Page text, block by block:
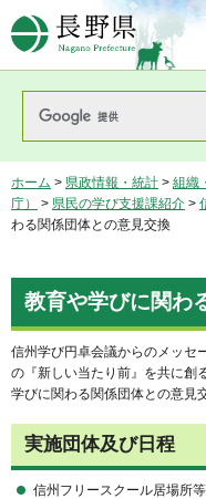
長野県
ホーム > 県政情報・統計 > 組織
庁）
> 県民の学び支援課紹介 >
わる関係団体との意見交換
教育や学びに関わ
信州学び円卓会議からのメッセ
の『新しい当たり前』を共に創
学びに関わる関係団体との意見
実施団体及び日程
信州フリースクール居場所